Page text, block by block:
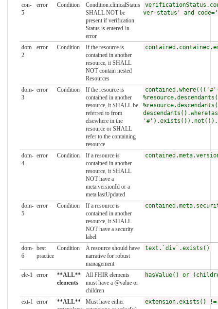
con-
5
error Condition
Condition.clinicalStatus
SHALL NOT be
present if verification
Status is entered-in-
error
ver-status' and
dom-
2
error Condition
If the resource is
contained in another
resource, it SHALL
NOT contain nested
Resources
dom-
3
error Condition
If the resource is
contained in another
resource, it SHALL be
referred to from
elsewhere in the
resource or SHALL
refer to the containing
resource
dom-
4
error Condition
If a resource is
contained in another
resource, it SHALL
NOT have a
meta.versionId or a
meta.lastUpdated
dom-
5
error Condition
If a resource is
contained in another
resource, it SHALL
NOT have a security
label
dom-
6
best
practice
Condition
A resource should have
narrative for robust
management
text.`div`.exists()
ele-1 error
**ALL**
elements
All FHIR elements
must have a @value or
children
hasValue() or
ext-1 error
**ALL**
Must have either
extension.exists()